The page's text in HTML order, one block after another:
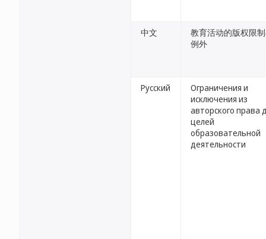
中文
教育活动的版权限
例外
Русский
Ограничения и
исключения из
авторского права
целей
образовательной
деятельности